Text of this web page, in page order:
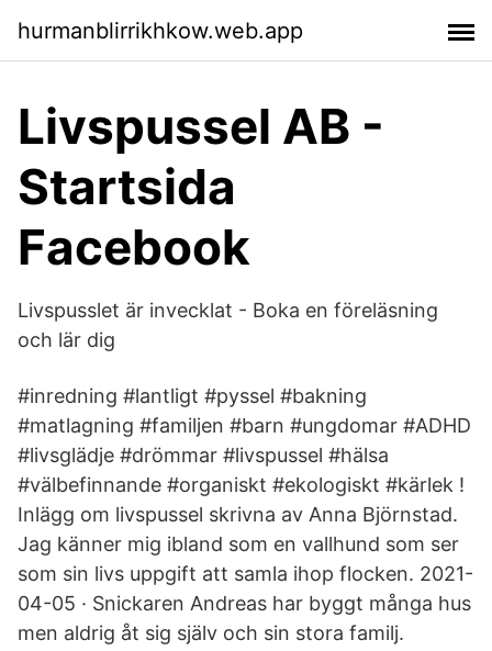
hurmanblirrikhkow.web.app
Livspussel AB -
Startsida
Facebook
Livspusslet är invecklat - Boka en föreläsning
och lär dig
#inredning #lantligt #pyssel #bakning
#matlagning #familjen #barn #ungdomar #ADHD
#livsglädje #drömmar #livspussel #hälsa
#välbefinnande #organiskt #ekologiskt #kärlek !
Inlägg om livspussel skrivna av Anna Björnstad.
Jag känner mig ibland som en vallhund som ser
som sin livs uppgift att samla ihop flocken. 2021-
04-05 · Snickaren Andreas har byggt många hus
men aldrig åt sig själv och sin stora familj.